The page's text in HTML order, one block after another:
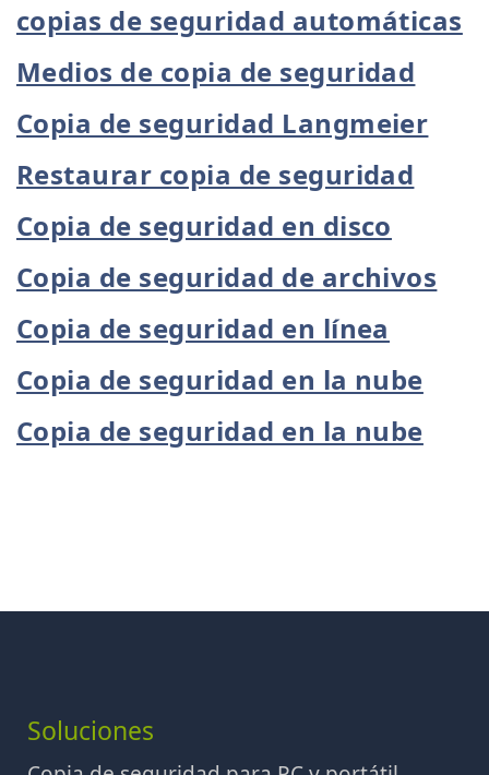
copias de seguridad automáticas
Medios de copia de seguridad
Copia de seguridad Langmeier
Restaurar copia de seguridad
Copia de seguridad en disco
Copia de seguridad de archivos
Copia de seguridad en línea
Copia de seguridad en la nube
Copia de seguridad en la nube
Soluciones